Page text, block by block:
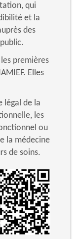
qui
et la
des
premières
Elles
légal de la
les
ou
la médecine
de soins.